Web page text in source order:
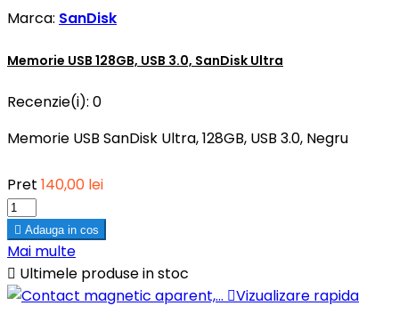
Marca: SanDisk
Memorie USB 128GB, USB 3.0, SanDisk Ultra
Recenzie(i): 0
Memorie USB SanDisk Ultra, 128GB, USB 3.0, Negru
Pret 140,00 lei
 Adauga in cos
Mai multe
 Ultimele produse in stoc
Vizualizare rapida